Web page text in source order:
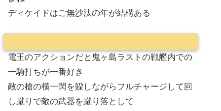
ディケイドはご無沙汰の年が結構ある
電王のアクションだと鬼ヶ島ラストの戦艦内での
一騎打ちが一番好き
敵の槍の横一閃を躱しながらフルチャージして回
し蹴りで敵の武器を蹴り落として